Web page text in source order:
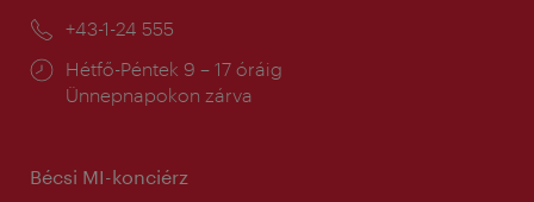
Telefon:
+43-1-24 555
Nyitva
tartás:
Hétfő-Péntek 9 – 17 óráig
Ünnepnapokon zárva
Bécsi MI-konciérz